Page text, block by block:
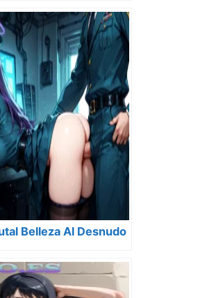
Belleza Al Desnudo